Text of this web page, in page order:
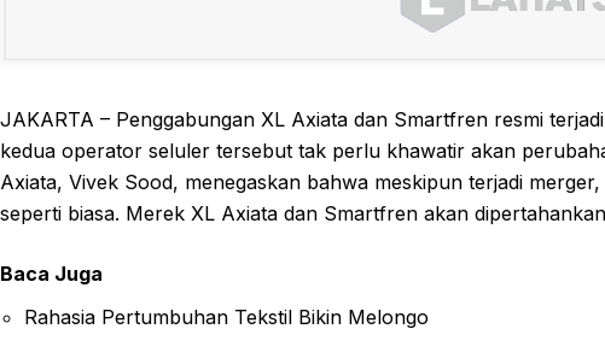
JAKARTA – Penggabungan XL Axiata dan Smartfren resmi
kedua operator seluler tersebut tak perlu khawatir akan
Axiata, Vivek Sood, menegaskan bahwa meskipun terjadi
seperti biasa. Merek XL Axiata dan Smartfren akan
Baca Juga
Rahasia Pertumbuhan Tekstil Bikin Melongo